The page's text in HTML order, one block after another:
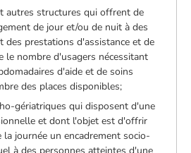
autres structures qui offrent de
de jour et/ou de nuit à des
des prestations d'assistance et de
le nombre d'usagers nécessitant
d'aide et de soins
des places disponibles;
gériatriques qui disposent d'une
et dont l'objet est d'offrir
journée un encadrement socio-
à des personnes atteintes d'une